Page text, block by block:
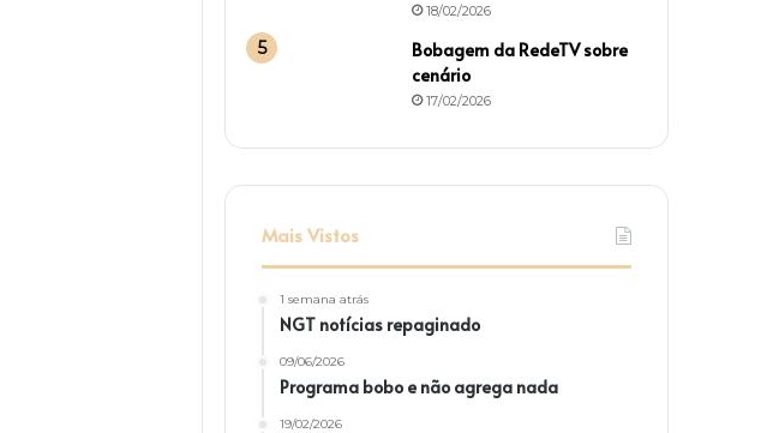
18/02/2026
Bobagem da RedeTV sobre
cenário
17/02/2026
Mais Vistos
1 semana atrás
NGT notícias repaginado
09/06/2026
Programa bobo e não agrega nada
19/02/2026